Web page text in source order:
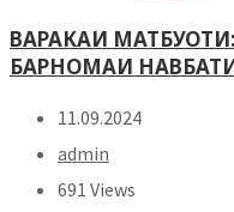
ВАРАКАИ
БАРНОМАИ
11.09.2024
admin
691 Views